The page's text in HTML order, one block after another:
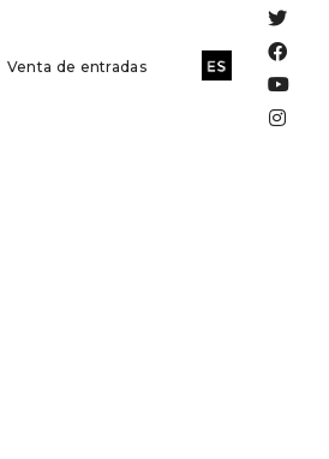
Venta de entradas